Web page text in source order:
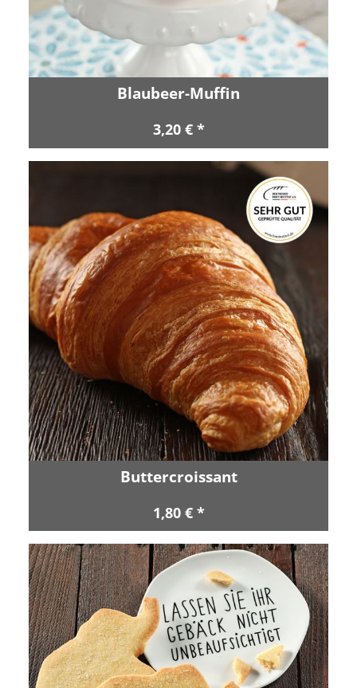
Blaubeer-Muffin
3,20 € *
Buttercroissant
1,80 € *